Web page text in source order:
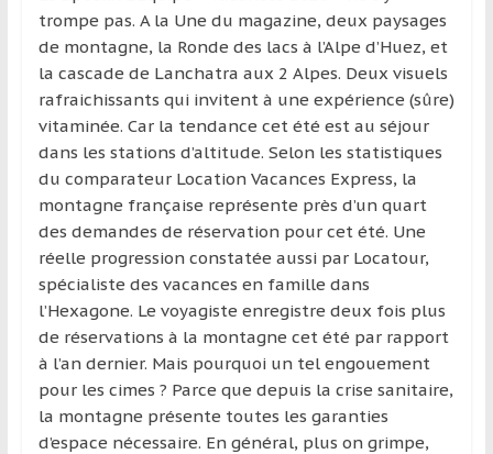
qui
se
déplacent
en
France
l’étranger
pour
assouvir
leur
passion,
tout
en
profitant
de
trompe pas. A la Une du magazine, deux paysages
de montagne, la Ronde des lacs à l’Alpe d’Huez, et
la cascade de Lanchatra aux 2 Alpes. Deux visuels
rafraichissants qui invitent à une expérience (sûre)
vitaminée. Car la tendance cet été est au séjour
dans les stations d’altitude. Selon les statistiques
du comparateur Location Vacances Express, la
montagne française représente près d’un quart
des demandes de réservation pour cet été. Une
réelle progression constatée aussi par Locatour,
spécialiste des vacances en famille dans
l’Hexagone. Le voyagiste enregistre deux fois plus
de réservations à la montagne cet été par rapport
à l’an dernier. Mais pourquoi un tel engouement
pour les cimes ? Parce que depuis la crise sanitaire,
la montagne présente toutes les garanties
d’espace nécessaire. En général, plus on grimpe,